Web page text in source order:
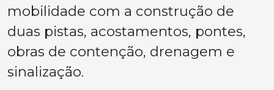
mobilidade com a construção de
duas pistas, acostamentos, pontes,
obras de contenção, drenagem e
sinalização.